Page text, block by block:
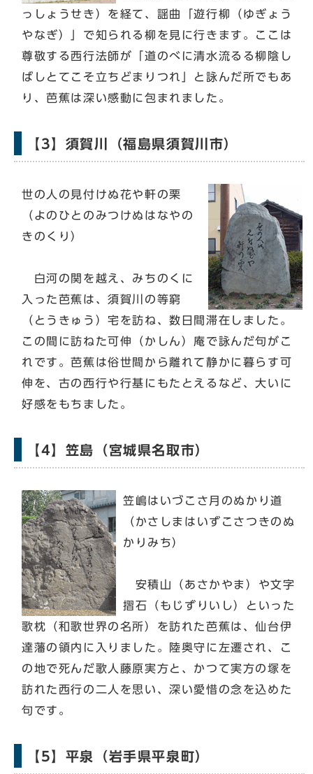
っしょうせき）を経て、謡曲「遊行柳（ゆぎょう
やなぎ）」で知られる柳を見に行きます。ここは
尊敬する西行法師が「道のべに清水流るる柳陰し
ばしとてこそ立ちどまりつれ」と詠んだ所でもあ
り、芭蕉は深い感動に包まれました。
【3】須賀川（福島県須賀川市）
世の人の見付けぬ花や軒の栗
（よのひとのみつけぬはなやの
きのくり）
白河の関を越え、みちのくに
入った芭蕉は、須賀川の等窮
（とうきゅう）宅を訪ね、数日間滞在しました。
この間に訪ねた可伸（かしん）庵で詠んだ句がこ
れです。芭蕉は俗世間から離れて静かに暮らす可
伸を、古の西行や行基にもたとえるなど、大いに
好感をもちました。
【4】笠島（宮城県名取市）
笠嶋はいづこさ月のぬかり道
（かさしまはいずこさつきのぬ
かりみち）
安積山（あさかやま）や文字
摺石（もじずりいし）といった
歌枕（和歌世界の名所）を訪れた芭蕉は、仙台伊
達藩の領内に入りました。陸奥守に左遷され、こ
の地で死んだ歌人藤原実方と、かつて実方の塚を
訪れた西行の二人を思い、深い愛惜の念を込めた
句です。
【5】平泉（岩手県平泉町）